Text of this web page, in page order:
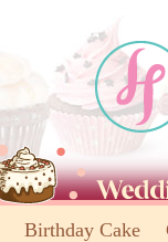
Birthday Cake